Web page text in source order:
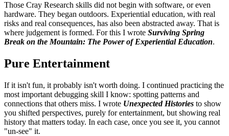
Those Cray Research skills did not begin with software, or even
hardware. They began outdoors. Experiential education, with real
risks and real consequences, has also been abstracted away. That is
where judgement is formed. For this I wrote Surviving Spring
Break on the Mountain: The Power of Experiential Education.
Pure Entertainment
If it isn't fun, it probably isn't worth doing. I continued practicing the
most important debugging skill I know: spotting patterns and
connections that others miss. I wrote Unexpected Histories to show
you shifted perspectives, purely for entertainment, but showing real
history that matters today. In each case, once you see it, you cannot
"un-see" it.